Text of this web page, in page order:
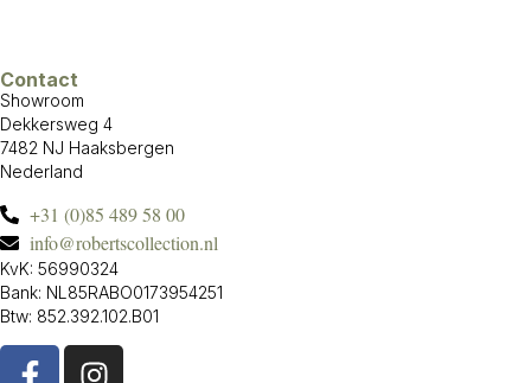
Contact
Showroom
Dekkersweg 4
7482 NJ Haaksbergen
Nederland
+31 (0)85 489 58 00
info@robertscollection.nl
KvK: 56990324
Bank: NL85RABO0173954251
Btw: 852.392.102.B01